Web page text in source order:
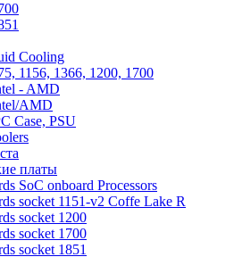
Cooling
1156, 1366, 1200, 1700
- AMD
AMD
Case, PSU
платы
SoC onboard Processors
socket 1151-v2 Coffe Lake R
socket 1200
socket 1700
socket 1851